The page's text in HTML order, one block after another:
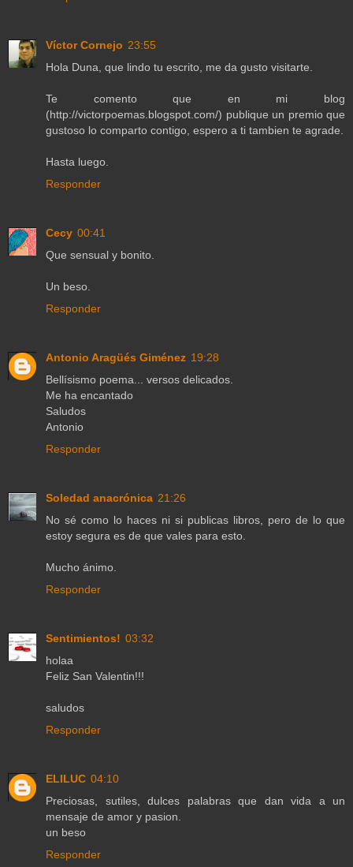
Víctor Cornejo 23:55
Hola Duna, que lindo tu escrito, me da gusto visitarte.
Te comento que en mi blog
(http://victorpoemas.blogspot.com/) publique un premio que
gustoso lo comparto contigo, espero a ti tambien te agrade.
Hasta luego.
Responder
Cecy 00:41
Que sensual y bonito.
Un beso.
Responder
Antonio Aragüés Giménez 19:28
Bellísismo poema... versos delicados.
Me ha encantado
Saludos
Antonio
Responder
Soledad anacrónica 21:26
No sé como lo haces ni si publicas libros, pero de lo que
estoy segura es de que vales para esto.
Mucho ánimo.
Responder
Sentimientos! 03:32
holaa
Feliz San Valentin!!!
saludos
Responder
ELILUC 04:10
Preciosas, sutiles, dulces palabras que dan vida a un
mensaje de amor y pasion.
un beso
Responder